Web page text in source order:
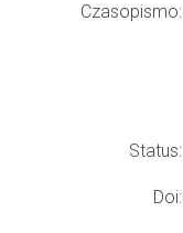
Czasopismo:
Status:
Doi: